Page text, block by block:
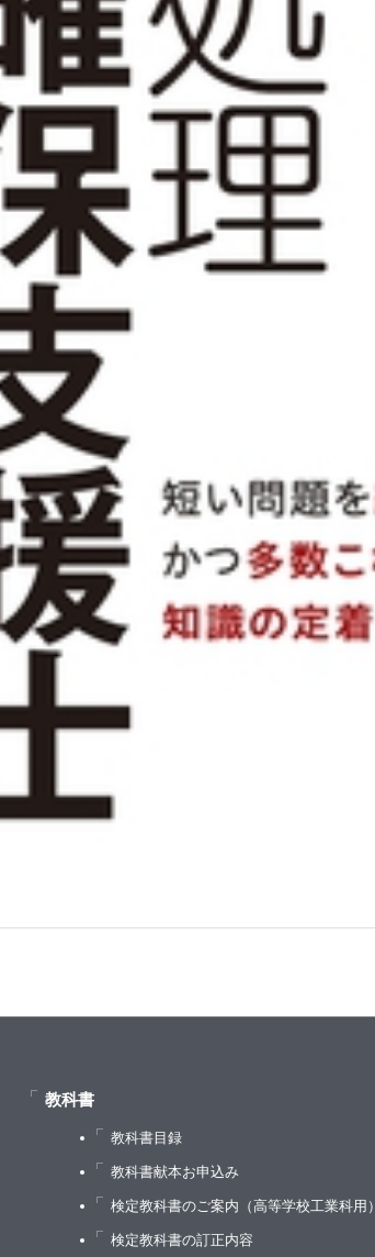
教科書
教科書目録
教科書献本お申込み
検定教科書のご案内（高等学校工業科用）
検定教科書の訂正内容